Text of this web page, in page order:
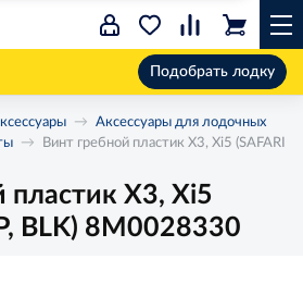
Подобрать лодку
Аксессуары для лодочных
Винт гребной пластик X3, Xi5 (SAFARI
пластик X3, Xi5
BLK) 8M0028330